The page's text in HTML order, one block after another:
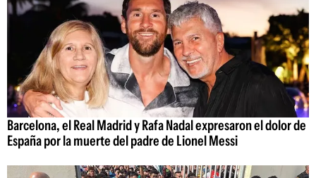
Barcelona, el Real Madrid y Rafa Nadal expresaron el dolor de
España por la muerte del padre de Lionel Messi